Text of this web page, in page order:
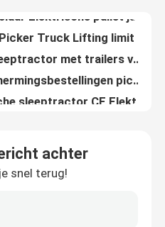
achter
snel terug!